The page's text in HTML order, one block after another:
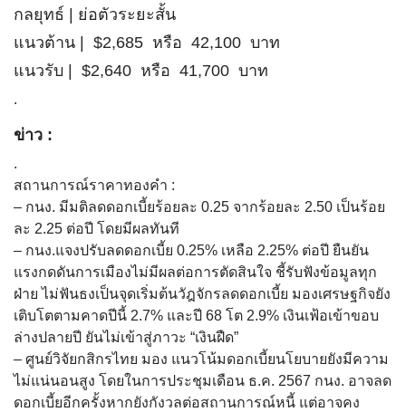
กลยุทธ์ | ย่อตัวระยะสั้น
แนวต้าน | $2,685 หรือ 42,100 บาท
แนวรับ | $2,640 หรือ 41,700 บาท
.
ข่าว :
.
สถานการณ์ราคาทองคำ :
– กนง. มีมติลดดอกเบี้ยร้อยละ 0.25 จากร้อยละ 2.50 เป็นร้อย
ละ 2.25 ต่อปี โดยมีผลทันที
– กนง.แจงปรับลดดอกเบี้ย 0.25% เหลือ 2.25% ต่อปี ยืนยัน
แรงกดดันการเมืองไม่มีผลต่อการตัดสินใจ ชี้รับฟังข้อมูลทุก
ฝ่าย ไม่ฟันธงเป็นจุดเริ่มต้นวัฎจักรลดดอกเบี้ย มองเศรษฐกิจยัง
เติบโตตามคาดปีนี้ 2.7% และปี 68 โต 2.9% เงินเฟ้อเข้าขอบ
ล่างปลายปี ยันไม่เข้าสู่ภาวะ “เงินฝืด”
– ศูนย์วิจัยกสิกรไทย มอง แนวโน้มดอกเบี้ยนโยบายยังมีความ
ไม่แน่นอนสูง โดยในการประชุมเดือน ธ.ค. 2567 กนง. อาจลด
ดอกเบี้ยอีกครั้งหากยังกังวลต่อสถานการณ์หนี้ แต่อาจคง